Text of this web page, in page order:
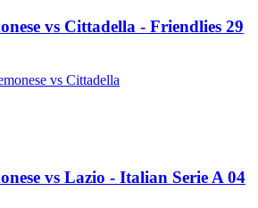
vs Cittadella - Friendlies 29
vs Cittadella
vs Lazio - Italian Serie A 04